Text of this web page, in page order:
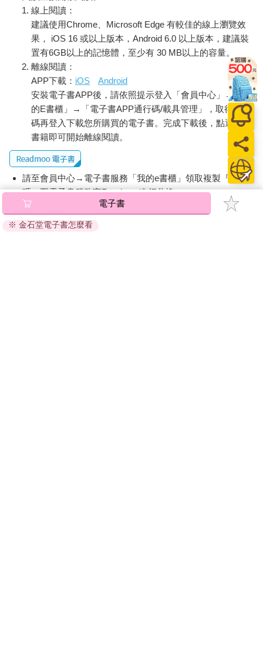
線上閱讀：
建議使用Chrome、Microsoft Edge 有較佳的線上瀏覽效
果， iOS 16 或以上版本，Android 6.0 以上版本，建議裝
置有6GB以上的記憶體，至少有 30 MB以上的容量。
離線閱讀：
APP下載： iOS
Android
安裝電子書APP後，請依照提示登入「會員中心」→「我
的E書櫃」→「電子書APP通行碼/載具管理」，取得通行
碼再登入下載您所購買的電子書。完成下載後，點選任一
書籍即可開始離線閱讀。
請至會員中心→電子書服務「我的e書櫃」領取複製『兌換
碼』至電子書服務商Readmoo進行兌換。
退換貨須知：
因版權保護，您在金石堂所購買的電子書僅能以金石堂專屬
電子書
※ 金石堂電子書怎麼看